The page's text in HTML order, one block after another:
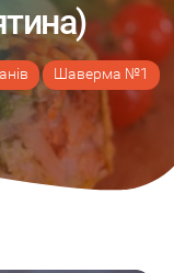
Шаверма №1